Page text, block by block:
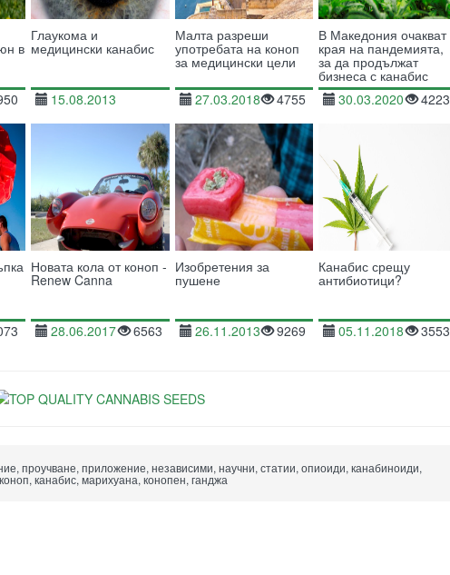
в
Глаукома и
медицински канабис
15.08.2013
Малта разреши
употребата на коноп
за медицински цели
27.03.2018 4755
В Македония очакват
края на пандемията,
за да продължат
бизнеса с канабис
30.03.2020
4223
Новата кола от коноп -
Renew Canna
28.06.2017 6563
Изобретения за
пушене
26.11.2013 9269
Канабис срещу
антибиотици?
05.11.2018 3553
проучване, приложение, независими, научни, статии, опиоиди, канабиноиди,
канабис, марихуана, конопен, ганджа